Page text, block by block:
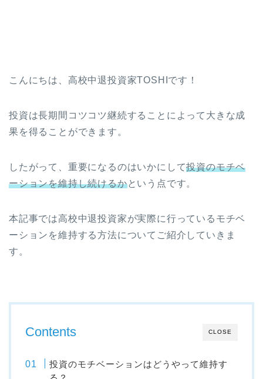
こんにちは、高校中退投資家TOSHIです！
投資は長期間コツコツ継続することによって大きな成
果を得ることができます。
したがって、重要になるのはいかにして投資のモチベ
ーションを維持し続けるかという点です。
本記事では高校中退投資家が実際に行っているモチベ
ーションを維持する方法についてご紹介していきま
す。
CLOSE
Contents
投資のモチベーションはどうやって維持す